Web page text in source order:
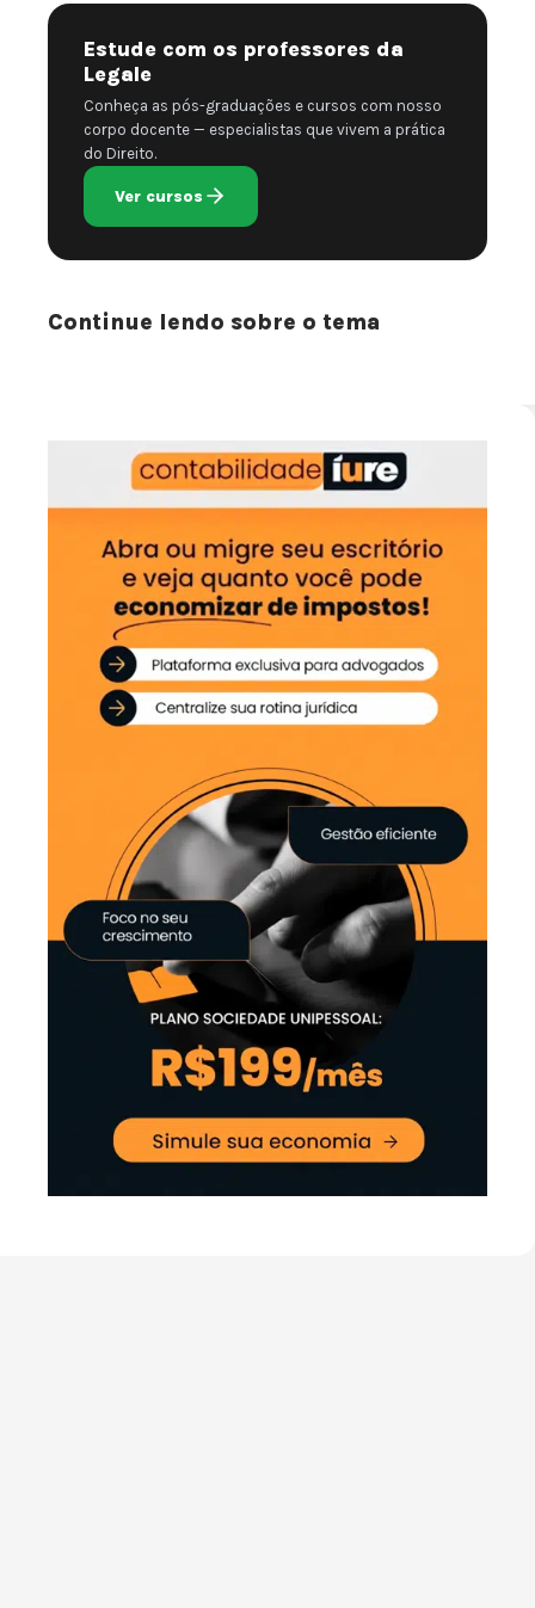
Estude com os professores da
Legale
Conheça as pós-graduações e cursos com nosso
corpo docente — especialistas que vivem a prática
do Direito.
Ver cursos
Continue lendo sobre o tema